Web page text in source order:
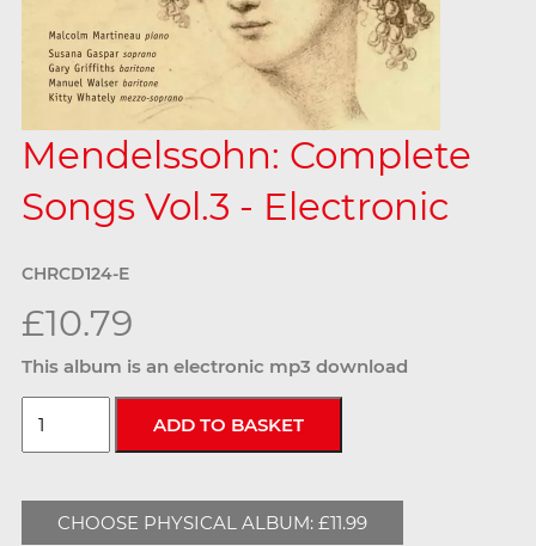
Mendelssohn: Complete
Songs Vol.3 - Electronic
CHRCD124-E
£10.79
This album is an electronic mp3 download
CHOOSE PHYSICAL ALBUM: £11.99